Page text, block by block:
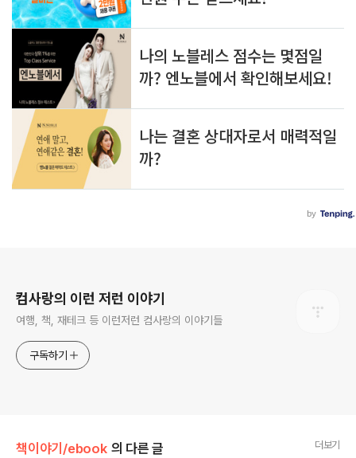
컴사랑의 이런 저런 이야기
여행, 책, 재테크 등 이런저런 컴사랑의 이야기들
구독하기
책이야기/ebook 의 다른 글 더보기